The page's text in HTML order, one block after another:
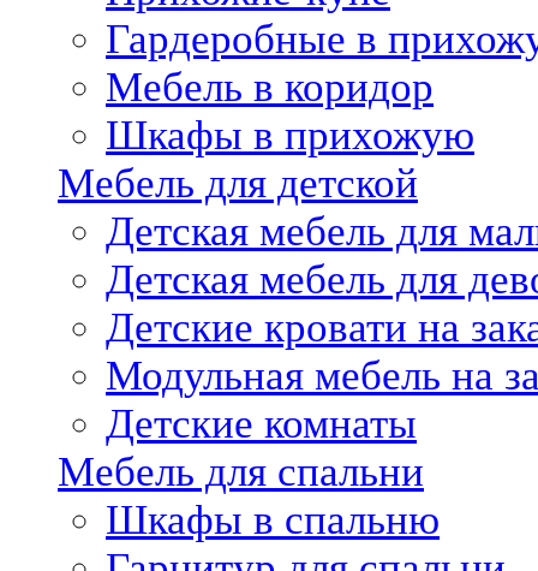
Гардеробные в
Мебель в коридор
Шкафы в прихожую
Мебель для детской
Детская мебель для
Детская мебель для
Детские кровати на
Модульная мебель на
Детские комнаты
Мебель для спальни
Шкафы в спальню